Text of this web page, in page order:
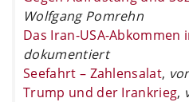
Wolfgang Pomrehn
Das Iran-USA-Abkommen
dokumentiert
Seefahrt – Zahlensalat,
Trump und der Irankrieg,